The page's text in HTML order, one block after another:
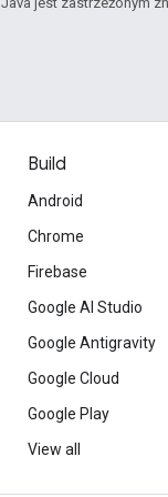
Build
Android
Chrome
Firebase
Google AI Studio
Google Antigravity
Google Cloud
Google Play
View all